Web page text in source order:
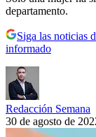
departamento.
Siga las noticias
informado
Redacción Semana
30 de agosto de